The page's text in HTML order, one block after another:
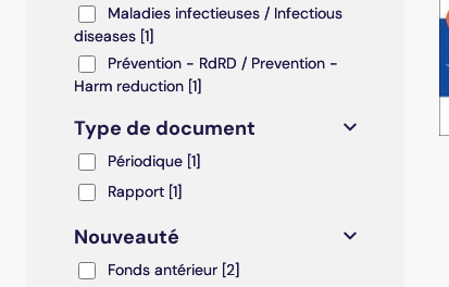
Maladies infectieuses / Infectious diseases
Maladies infectieuses / Infectious
diseases [1]
Prévention - RdRD / Prevention - Harm
Prévention - RdRD / Prevention -
Harm reduction [1]
Type de document
Périodique
Périodique [1]
RapportRapport [1]
Nouveauté
Fonds antérieur
Fonds antérieur [2]